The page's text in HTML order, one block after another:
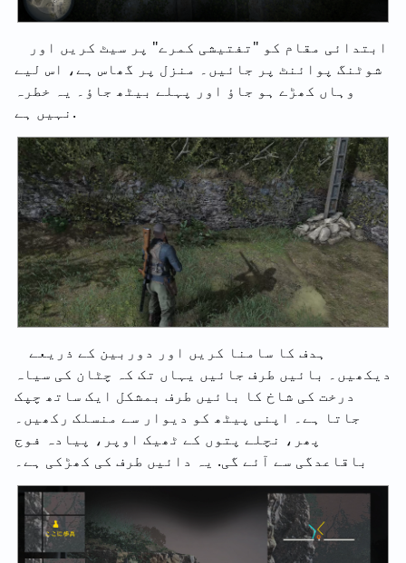
ابتدائی مقام کو "تفتیشی کمرے" پر سیٹ کریں اور
شوٹنگ پوائنٹ پر جائیں۔ منزل پر گھاس ہے، اس لیے
وہاں کھڑے ہو جاؤ اور پہلے بیٹھ جاؤ۔ یہ خطرہ
نہیں ہے.
ہدف کا سامنا کریں اور دوربین کے ذریعے
دیکھیں۔ بائیں طرف جائیں یہاں تک کہ چٹان کی سیاہ
درخت کی شاخ کا بائیں طرف بمشکل ایک ساتھ چپک
جاتا ہے۔ اپنی پیٹھ کو دیوار سے منسلک رکھیں۔
پھر، نچلے پتوں کے ٹھیک اوپر، پیادہ فوج
باقاعدگی سے آئے گی. یہ دائیں طرف کی کھڑکی ہے۔